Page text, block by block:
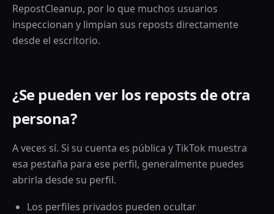
RepostCleanup, por lo que muchos usuarios
inspeccionan y limpian sus reposts directamente
desde el escritorio.
¿Se pueden ver los reposts de otra
persona?
A veces sí. Si su cuenta es pública y TikTok muestra
esa pestaña para ese perfil, generalmente puedes
abrirla desde su perfil.
Los perfiles privados pueden ocultar